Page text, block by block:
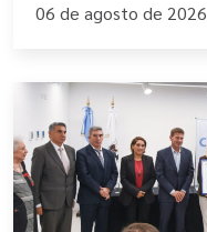
06 de agosto de 2026